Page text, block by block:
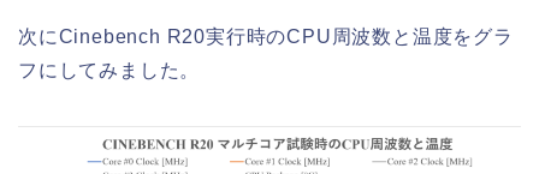
次にCinebench R20実行時のCPU周波数と温度をグラ
フにしてみました。